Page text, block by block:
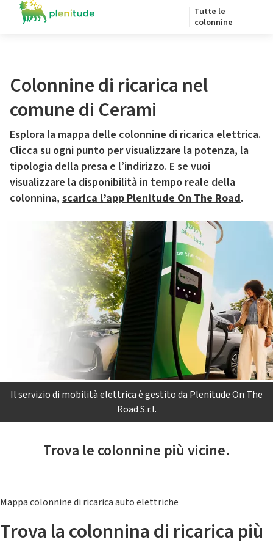
Tutte le
colonnine
Colonnine di ricarica nel
comune di Cerami
Esplora la mappa delle colonnine di ricarica elettrica.
Clicca su ogni punto per visualizzare la potenza, la
tipologia della presa e l’indirizzo. E se vuoi
visualizzare la disponibilità in tempo reale della
colonnina, scarica l’app Plenitude On The Road.
Il servizio di mobilità elettrica è gestito da Plenitude On The
Road S.r.l.
Trova le colonnine più vicine.
Mappa colonnine di ricarica auto elettriche
Trova la colonnina di ricarica più